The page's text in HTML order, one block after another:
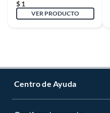
$1
VER PRODUCTO
Centro de Ayuda